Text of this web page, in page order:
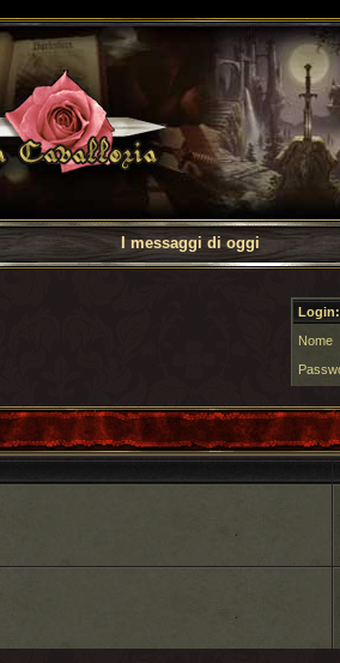
I messaggi di oggi
Login:
Nome